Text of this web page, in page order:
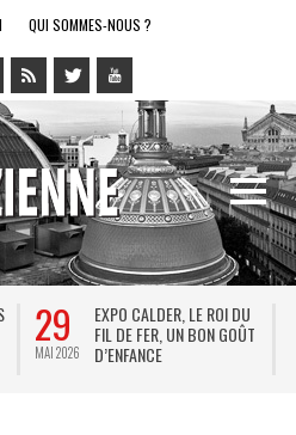
QUI SOMMES-NOUS ?
29
MAI 2026
EXPO CALDER, LE ROI DU
FIL DE FER, UN BON GOÛT
D’ENFANCE